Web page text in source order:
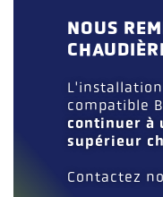
NOUS
compatible
continuer à
supérieur
Contactez